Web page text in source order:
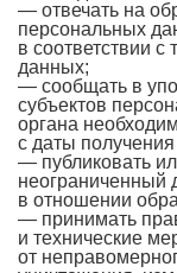
— отвечать на
персональных
в соответствии
данных;
— сообщать в
субъектов
органа
с даты получения
— публиковать
неограниченный
в отношении
— принимать
и технические
от